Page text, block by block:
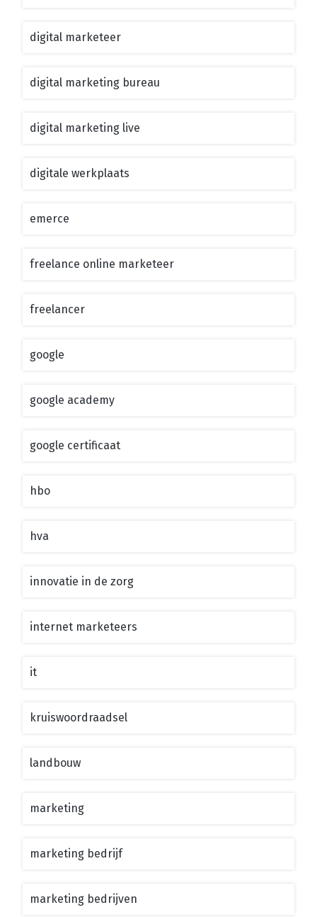
digital marketeer
digital marketing bureau
digital marketing live
digitale werkplaats
emerce
freelance online marketeer
freelancer
google
google academy
google certificaat
hbo
hva
innovatie in de zorg
internet marketeers
it
kruiswoordraadsel
landbouw
marketing
marketing bedrijf
marketing bedrijven